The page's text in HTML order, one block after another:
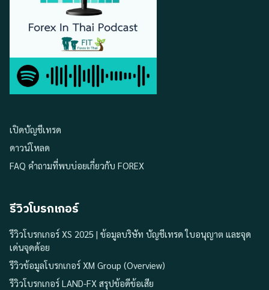
เปิดบัญชีเทรด
ดาวน์โหลด
FAQ คำถามที่พบบ่อยเกี่ยวกับ FOREX
รีวิวโบรกเกอร์
รีวิวโบรกเกอร์ XS 2025 | ข้อมูลบริษัท บัญชีเทรด ใบอนุญาต และจุด
เด่นจุดด้อย
รีวิวข้อมูลโบรกเกอร์ XM Group (Overview)
รีวิวโบรกเกอร์ LAND-FX สรุปข้อดีข้อเสีย